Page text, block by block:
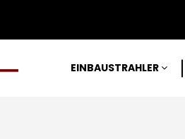
EINBAUSTRAHLER